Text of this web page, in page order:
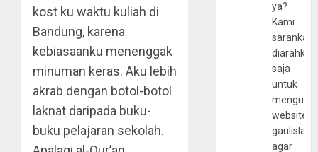
kost ku waktu kuliah di
Bandung, karena
kebiasaanku menenggak
minuman keras. Aku lebih
akrab dengan botol-botol
laknat daripada buku-
buku pelajaran sekolah.
ya?
Kami
sarankan,
diarahkan
saja
untuk
website
agar